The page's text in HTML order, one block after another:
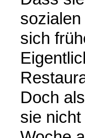
sich
Doch
sie